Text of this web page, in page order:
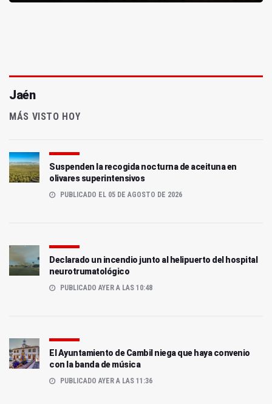
Jaén
MÁS VISTO HOY
Suspenden la recogida nocturna de aceituna en
olivares superintensivos
PUBLICADO EL 05 DE AGOSTO DE 2026
Declarado un incendio junto al helipuerto del hospital
neurotrumatológico
PUBLICADO AYER A LAS 10:48
El Ayuntamiento de Cambil niega que haya convenio
con la banda de música
PUBLICADO AYER A LAS 11:36